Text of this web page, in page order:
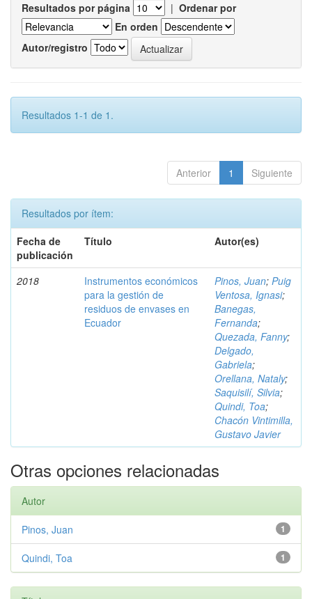
Resultados por página | Ordenar por
En orden
Autor/registro
Resultados 1-1 de 1.
Anterior 1 Siguiente
Resultados por ítem:
Fecha de
publicación
Título Autor(es)
2018
Instrumentos económicos
para la gestión de
residuos de envases en
Ecuador
Pinos, Juan; Puig
Ventosa, Ignasi;
Banegas,
Fernanda;
Quezada, Fanny;
Delgado,
Gabriela;
Orellana, Nataly;
Saquisilí, Silvia;
Quindi, Toa;
Chacón Vintimilla,
Gustavo Javier
Otras opciones relacionadas
Autor
1
Pinos, Juan
1
Quindi, Toa